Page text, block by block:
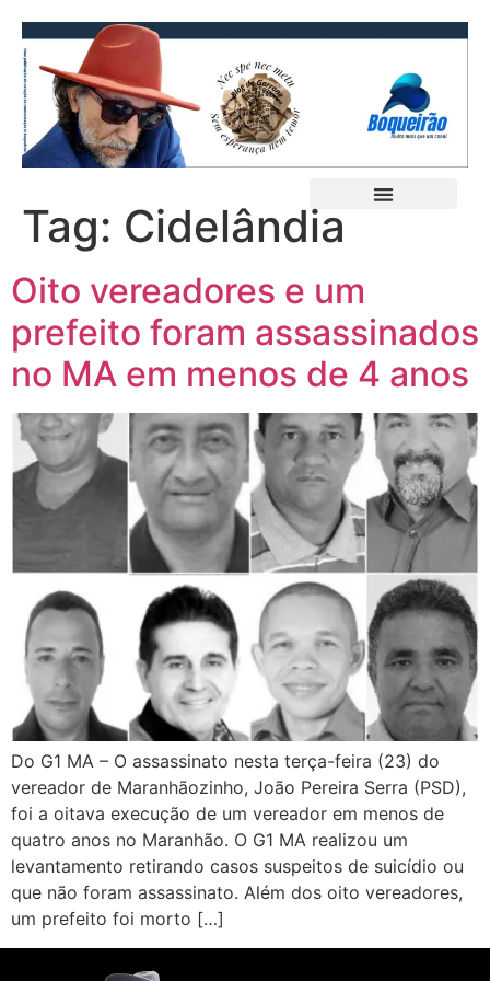
Tag: Cidelândia
Oito vereadores e um
prefeito foram assassinados
no MA em menos de 4 anos
Do G1 MA – O assassinato nesta terça-feira (23) do
vereador de Maranhãozinho, João Pereira Serra (PSD),
foi a oitava execução de um vereador em menos de
quatro anos no Maranhão. O G1 MA realizou um
levantamento retirando casos suspeitos de suicídio ou
que não foram assassinato. Além dos oito vereadores,
um prefeito foi morto […]